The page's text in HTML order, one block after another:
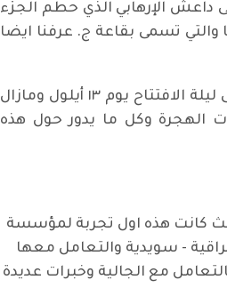
داعش الإرهابي الذي حطم الجزء
والتي تسمى بقاعة ج. عرفنا ايضا
‎فرحنا جداً بهذا الفنان من قبل الحديث عنه ورحبنا بالعمل. ابتدأ العمل في الشهر الثالث من هذا العام واستمر الى ليلة الافتتاح يوم ١٣ أيلول ومازال
الهجرة وكل ما يدور حول هذه
كانت هذه اول تجربة لمؤسسة
- سويدية والتعامل معها
مع الجالية وخبرات عديدة